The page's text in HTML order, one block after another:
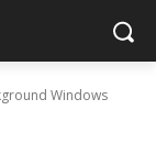
Windows